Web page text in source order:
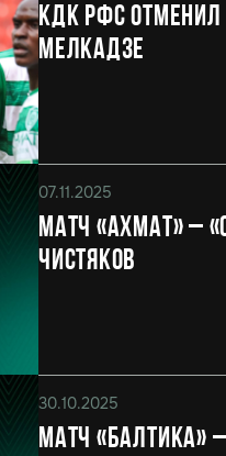
КДК РФС
Мелкадзе
07.11.2025
Матч «Ахмат» –
Чистяков
30.10.2025
Матч «Балтика»